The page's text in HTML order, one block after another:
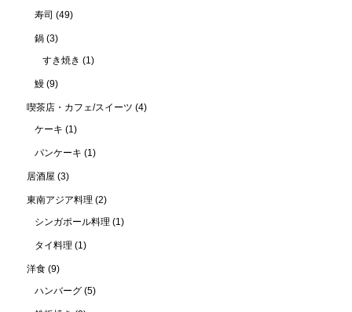
寿司 (49)
鍋 (3)
すき焼き (1)
鰻 (9)
喫茶店・カフェ/スイーツ (4)
ケーキ (1)
パンケーキ (1)
居酒屋 (3)
東南アジア料理 (2)
シンガポール料理 (1)
タイ料理 (1)
洋食 (9)
ハンバーグ (5)